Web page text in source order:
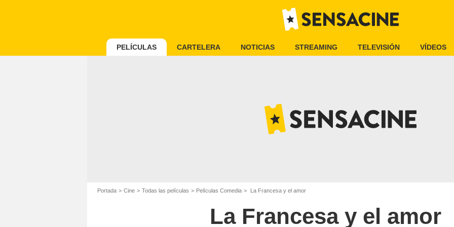
PELÍCULAS CARTELERA NOTICIAS STREAMING TELEVISIÓN VÍDEOS
Portada Cine Todas las películas Películas Comedia La Francesa y el amor
La Francesa y el amor